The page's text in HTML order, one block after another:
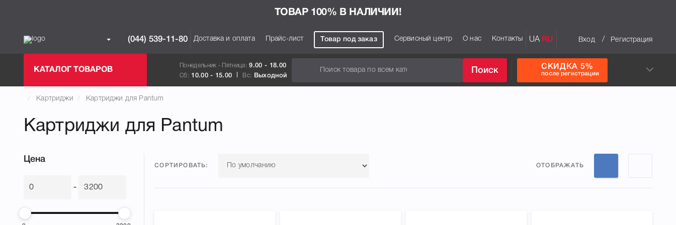
ТОВАР 100% В НАЛИЧИИ!
(044) 539-11-80 Доставка и оплата Прайс-лист Товар под заказ Сервисный центр О нас Контакты UA RU Вход / Регистрация
КАТАЛОГ ТОВАРОВ
Понедельник - Пятница: 9.00 - 18.00
Сб: 10.00 - 15.00 Вс: Выходной
Поиск СКИДКА 5%
после регистрации
Картриджи Картриджи для Pantum
Картриджи для Pantum
Цена
-
СОРТИРОВАТЬ: ОТОБРАЖАТЬ